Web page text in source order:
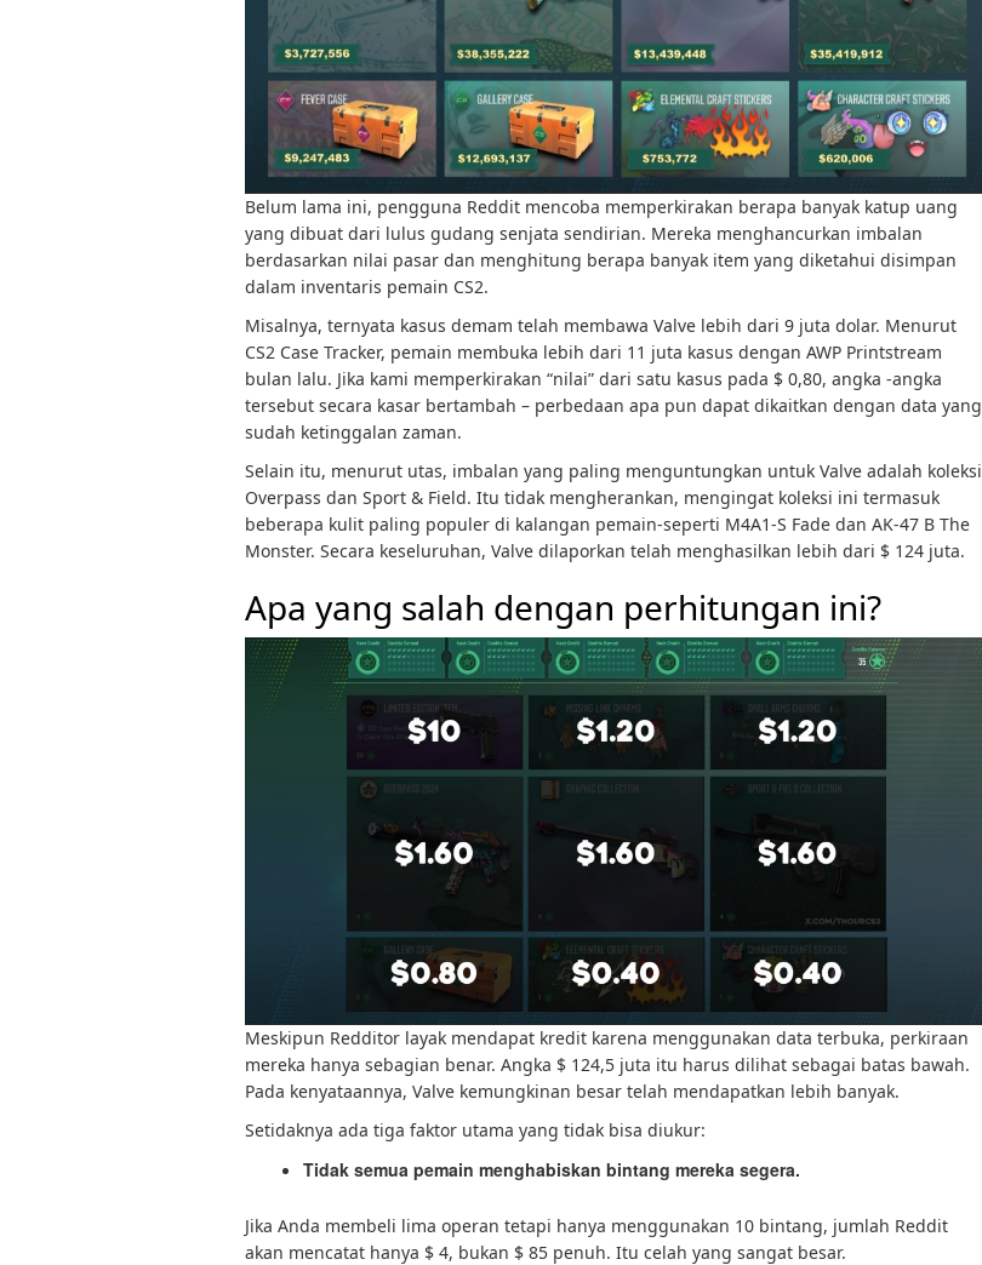
Belum lama ini, pengguna Reddit mencoba memperkirakan berapa banyak katup uang
yang dibuat dari lulus gudang senjata sendirian. Mereka menghancurkan imbalan
berdasarkan nilai pasar dan menghitung berapa banyak item yang diketahui disimpan
dalam inventaris pemain CS2.
Misalnya, ternyata kasus demam telah membawa Valve lebih dari 9 juta dolar. Menurut
CS2 Case Tracker, pemain membuka lebih dari 11 juta kasus dengan AWP Printstream
bulan lalu. Jika kami memperkirakan “nilai” dari satu kasus pada $ 0,80, angka -angka
tersebut secara kasar bertambah – perbedaan apa pun dapat dikaitkan dengan data yang
sudah ketinggalan zaman.
Selain itu, menurut utas, imbalan yang paling menguntungkan untuk Valve adalah koleksi
Overpass dan Sport & Field. Itu tidak mengherankan, mengingat koleksi ini termasuk
beberapa kulit paling populer di kalangan pemain-seperti M4A1-S Fade dan AK-47 B The
Monster. Secara keseluruhan, Valve dilaporkan telah menghasilkan lebih dari $ 124 juta.
Apa yang salah dengan perhitungan ini?
Meskipun Redditor layak mendapat kredit karena menggunakan data terbuka, perkiraan
mereka hanya sebagian benar. Angka $ 124,5 juta itu harus dilihat sebagai batas bawah.
Pada kenyataannya, Valve kemungkinan besar telah mendapatkan lebih banyak.
Setidaknya ada tiga faktor utama yang tidak bisa diukur:
Tidak semua pemain menghabiskan bintang mereka segera.
Jika Anda membeli lima operan tetapi hanya menggunakan 10 bintang, jumlah Reddit
akan mencatat hanya $ 4, bukan $ 85 penuh. Itu celah yang sangat besar.